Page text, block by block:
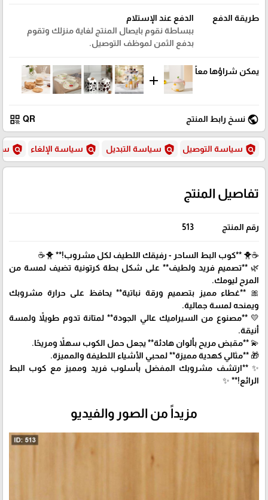
طريقة الدفع
الدفع عند الإستلام
ببساطة نقوم بايصال المنتج لغاية منزلك وتقوم
بدفع الثمن لموظف التوصيل.
يمكن شراؤها معاً
add
public نسخ رابط المنتج QR
qr_code
policy سياسة التوصيل policy سياسة التبديل policy سياسة الإلغاء policy
تفاصيل المنتج
رقم المنتج 513
☕🐥 **كوب البط الساحر - رفيقك اللطيف لكل مشروب!** 🐥☕
🌿 **تصميم فريد ولطيف** على شكل بطة كرتونية تضيف لمسة من
المرح ليومك.
🎀 **غطاء مميز بتصميم ورقة نباتية** يحافظ على حرارة مشروبك
ويمنحه لمسة جمالية.
💛 **مصنوع من السيراميك عالي الجودة** لمتانة تدوم طويلاً ولمسة
أنيقة.
💫 **مقبض مريح بألوان هادئة** يجعل حمل الكوب سهلاً ومريحًا.
🎁 **مثالي كهدية مميزة** لمحبي الأشياء اللطيفة والمميزة.
✨ **ارتشف مشروبك المفضل بأسلوب فريد ومميز مع كوب البط
الرائع!** ✨
مزيداً من الصور والفيديو